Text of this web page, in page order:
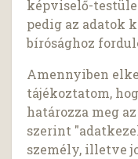
képviselő-
pedig az adatok
bírósághoz
Amennyiben
tájékoztatom,
határozza meg
szerint
személy, illetve